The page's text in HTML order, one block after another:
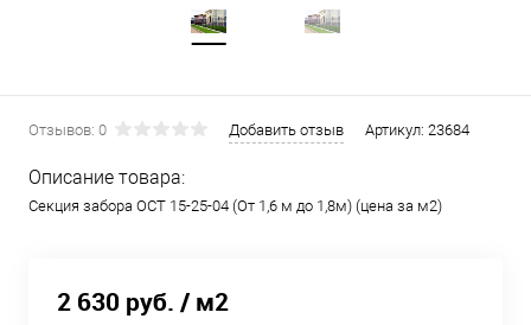
Отзывов: 0 Добавить отзыв Артикул: 23684
Описание товара:
Секция забора ОСТ 15-25-04 (От 1,6 м до 1,8м) (цена за м2)
2 630 руб. / м2